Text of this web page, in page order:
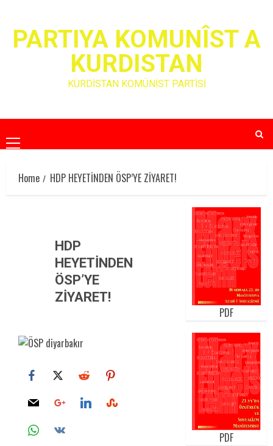
contentPARTIYA KOMUNÎST A
KURDISTAN
KÜRDİSTAN KOMÜNİST PARTİSİ
Primary
Menu
Home
HDP HEYETİNDEN ÖSP’YE ZİYARET!
HDP
HEYETİNDEN
ÖSP’YE
ZİYARET!
PDF
PDF